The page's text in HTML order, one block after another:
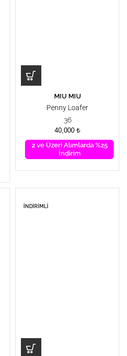
MIU MIU
Penny Loafer
36
40,000 ₺
2 ve Üzeri Alımlarda %25
İndirim
İNDIRIMLI